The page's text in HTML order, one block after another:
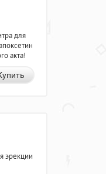
для
акта!
эрекции